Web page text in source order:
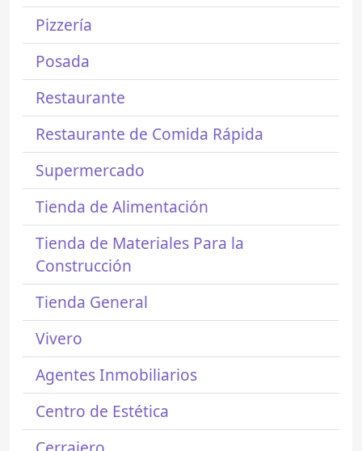
Pizzería
Posada
Restaurante
Restaurante de Comida Rápida
Supermercado
Tienda de Alimentación
Tienda de Materiales Para la
Construcción
Tienda General
Vivero
Agentes Inmobiliarios
Centro de Estética